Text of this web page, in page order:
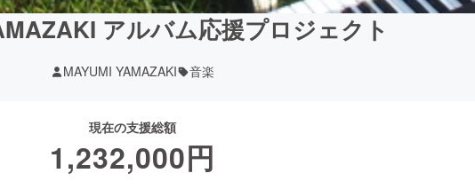
アルバム応援プロジェクト
MAYUMI YAMAZAKI 音楽
現在の支援総額
1,232,000円